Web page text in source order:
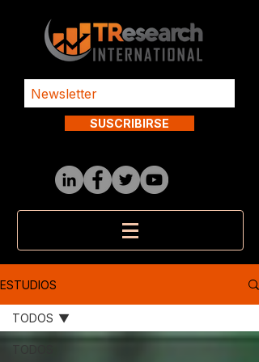
SUSCRIBIRSE
ESTUDIOS
TODOS
TODOS